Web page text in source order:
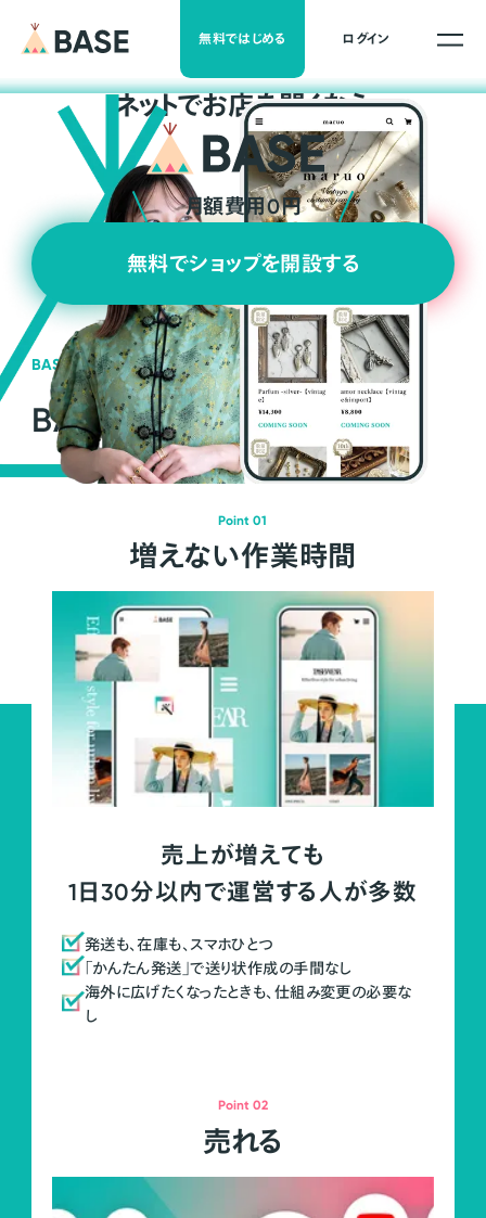
無料ではじめる ログイン
ネットでお店を開くなら
月額費用0円
無料でショップを開設する
BASEの強み
BASEが強い3つの理由
Point 01
増えない作業時間
売上が増えても
1日30分以内で運営する人が多数
発送も、在庫も、スマホひとつ
「かんたん発送」で送り状作成の手間なし
海外に広げたくなったときも、仕組み変更の必要な
し
Point 02
売れる